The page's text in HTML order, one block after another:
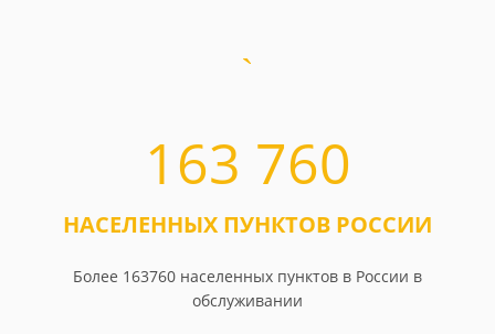
163 760
НАСЕЛЕННЫХ ПУНКТОВ РОССИИ
Более 163760 населенных пунктов в России в
обслуживании